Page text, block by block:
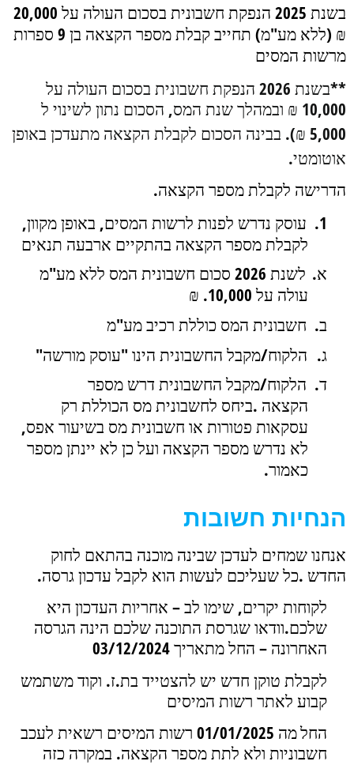
בשנת 2025 הנפקת חשבונית בסכום העולה על 20,000
₪ (ללא מע"מ) תחייב קבלת מספר
הקצאה בן 9 ספרות
מרשות המסים
**בשנת 2026 הנפקת חשבונית בסכום העולה על
10,000 ₪ ובמהלך שנת המס, הסכום נתון לשינוי ל
5,000 ₪). בבינה הסכום לקבלת הקצאה מתעדכן באופן
אוטומטי.
הדרישה לקבלת מספר הקצאה.
1.
עוסק נדרש לפנות לרשות המסים, באופן מקוון,
לקבלת מספר הקצאה בהתקיים ארבעה תנאים
א.
לשנת 2026 סכום חשבונית המס ללא מע"מ
עולה על 10,000
.
₪
ב. חשבונית המס כוללת רכיב מע"מ
ג. הלקוח/מקבל החשבונית הינו "עוסק מורשה"
ד. הלקוח/מקבל החשבונית דרש מספר
הקצאה .ביחס לחשבונית מס הכוללת רק
עסקאות פטורות או חשבונית מס בשיעור אפס,
לא נדרשמספר הקצאה ועל כן לא יינתן מספר
כאמור.
הנחיות חשובות
אנחנו שמחים לעדכן שבינה מוכנה בהתאם לחוק
החדש .כל שעליכם לעשות הוא לקבל עדכון גרסה.
לקוחות יקרים, שימו לב– אחריות העדכון היא
שלכם.וודאו שגרסת התוכנה שלכם הינה הגרסה
האחרונה – החל מתאריך 03/12/2024
לקבלת טוקן חדש יש להצטייד בת.ז. וקוד משתמש
קבוע לאתר רשות המיסים
החל
מה 01/01/2025 רשות המיסים רשאית לעכב
חשבוניות ולא לתת מספר הקצאה. במקרה כזה